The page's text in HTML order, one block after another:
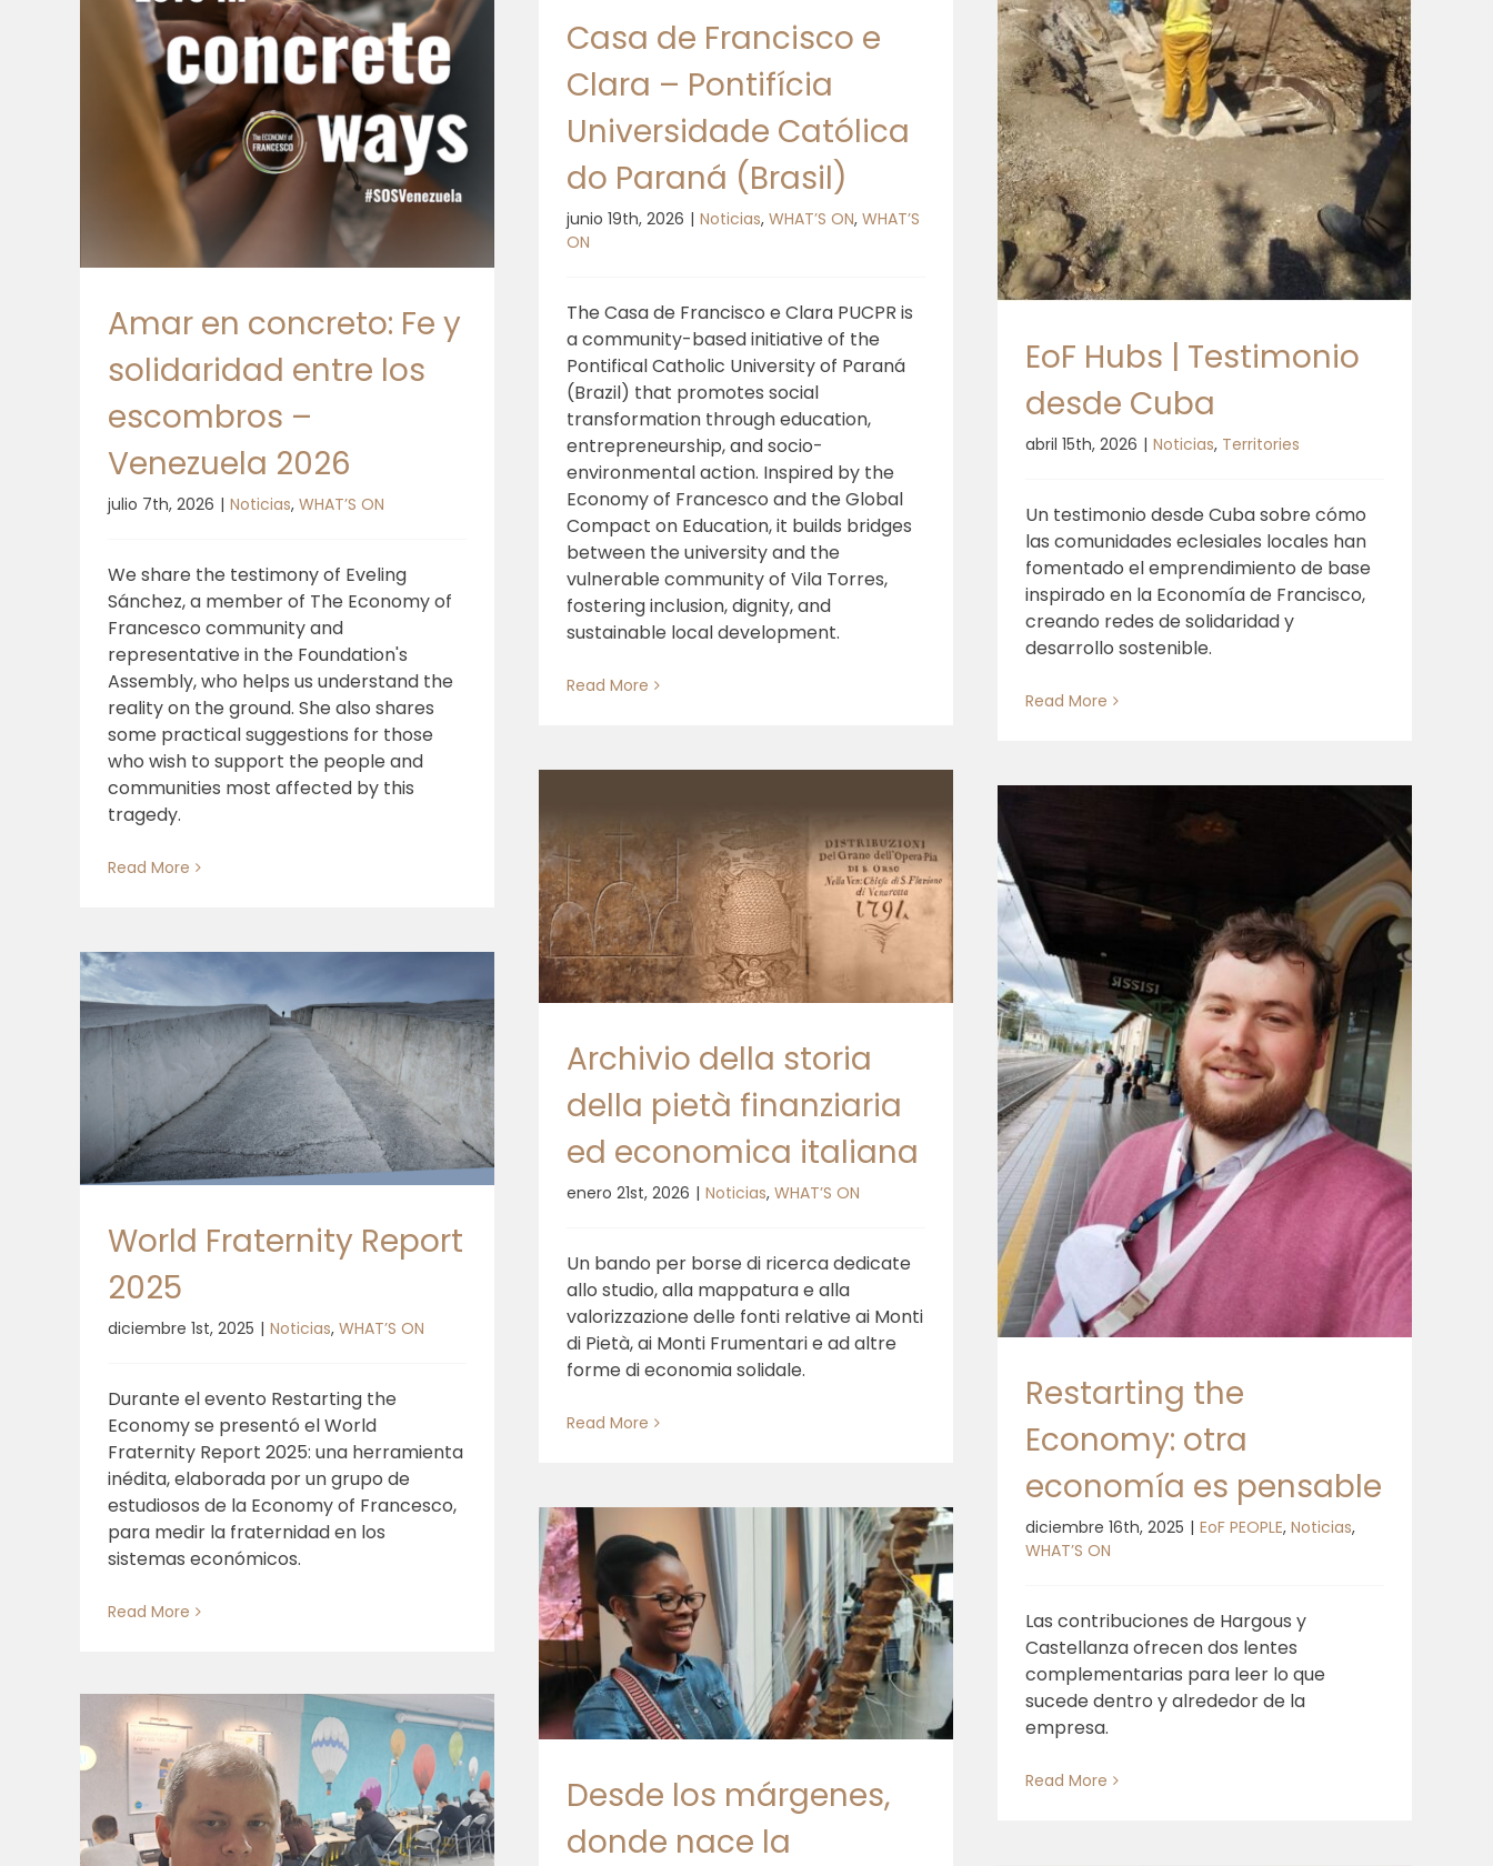
Amar en concreto: Fe y
solidaridad entre los
escombros –
Venezuela 2026
julio 7th, 2026 | Noticias, WHAT’S ON
We share the testimony of Eveling
Sánchez, a member of The Economy of
Francesco community and
representative in the Foundation's
Assembly, who helps us understand the
reality on the ground. She also shares
some practical suggestions for those
who wish to support the people and
communities most affected by this
tragedy.
Read More
Casa de Francisco e
Clara – Pontifícia
Universidade Católica
do Paraná (Brasil)
junio 19th, 2026 | Noticias, WHAT’S ON, WHAT’S
ON
The Casa de Francisco e Clara PUCPR is
a community-based initiative of the
Pontifical Catholic University of Paraná
(Brazil) that promotes social
transformation through education,
entrepreneurship, and socio-
environmental action. Inspired by the
Economy of Francesco and the Global
Compact on Education, it builds bridges
between the university and the
vulnerable community of Vila Torres,
fostering inclusion, dignity, and
sustainable local development.
Read More
EoF Hubs | Testimonio desde
Cuba
EoF Hubs | Testimonio
desde Cuba
abril 15th, 2026 | Noticias, Territories
Un testimonio desde Cuba sobre cómo
las comunidades eclesiales locales han
fomentado el emprendimiento de base
inspirado en la Economía de Francisco,
creando redes de solidaridad y
desarrollo sostenible.
Read More
Archivio della storia della pietà
Archivio della storia
della pietà finanziaria
ed economica italiana
enero 21st, 2026 | Noticias, WHAT’S ON
Un bando per borse di ricerca dedicate
allo studio, alla mappatura e alla
valorizzazione delle fonti relative ai Monti
di Pietà, ai Monti Frumentari e ad altre
forme di economia solidale.
Read More
Restarting the Economy: otra
economía es pensable
Restarting the
Economy: otra
economía es pensable
diciembre 16th, 2025 | EoF PEOPLE, Noticias,
WHAT’S ON
Las contribuciones de Hargous y
Castellanza ofrecen dos lentes
complementarias para leer lo que
sucede dentro y alrededor de la
empresa.
Read More
World Fraternity Report
2025
diciembre 1st, 2025 | Noticias, WHAT’S ON
Durante el evento Restarting the
Economy se presentó el World
Fraternity Report 2025: una herramienta
inédita, elaborada por un grupo de
estudiosos de la Economy of Francesco,
para medir la fraternidad en los
sistemas económicos.
Read MoreDesde los márgenes, donde
Desde los márgenes,
donde nace la